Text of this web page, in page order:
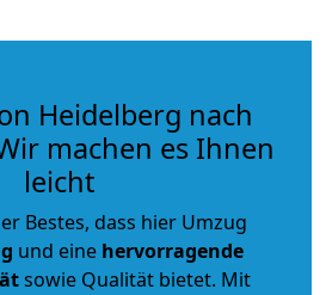
Heidelberg nach
machen es Ihnen
leicht
Bestes, dass hier Umzug
und eine hervorragende
sowie Qualität bietet. Mit